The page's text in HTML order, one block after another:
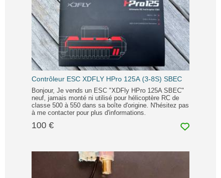
Contrôleur ESC XDFLY HPro 125A (3-8S) SBEC
Bonjour, Je vends un ESC "XDFly HPro 125A SBEC"
neuf, jamais monté ni utilisé pour hélicoptère RC de
classe 500 à 550 dans sa boîte d'origine. N'hésitez pas
à me contacter pour plus d'informations.
100 €